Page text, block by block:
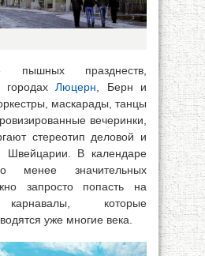
пышных празднеств,
городахЛюцерн , Берн и
маскарады, танцы
вечеринки,
стереотип деловой и
Швейцарии. В календаре
менее значительных
запросто попасть на
карнавалы, которые
уже многие века.